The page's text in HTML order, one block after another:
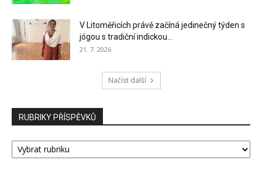
V Litoměřicích právě začíná jedinečný týden s
jógou s tradiční indickou...
21. 7. 2026
Načíst další
RUBRIKY PŘÍSPĚVKŮ
RUBRIKY
PŘÍSPĚVKŮ